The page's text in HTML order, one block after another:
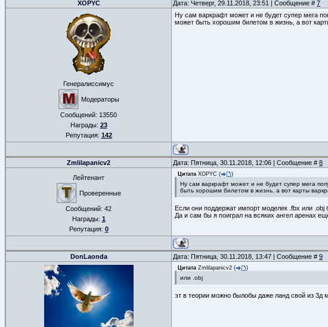
XOPYC Дата: Четверг, 29.11.2018, 23:51 | Сообщение # 7
Генералиссимус
Модераторы
Сообщений: 13550
Награды: 23
Репутация: 142
Ну сам варкрафт может и не будет супер мега
может быть хорошим билетом в жизнь, а вот
Zmlilapanicv2 Дата: Пятница, 30.11.2018, 12:06 | Сообщение # 8
Лейтенант
Проверенные
Сообщений: 42
Награды: 1
Репутация: 0
Цитата XOPYC ( )
Ну сам варкрафт может и не будет супер мега
быть хорошим билетом в жизнь, а вот карты
Если они поддержат импорт моделек .fbx или .obj
Да и сам бы я поиграл на всяких ангел аренах
DonLaonda Дата: Пятница, 30.11.2018, 13:47 | Сообщение # 9
Цитата Zmlilapanicv2 ( )
или .obj
эт в теории можно былобы даже ланд свой из 3д